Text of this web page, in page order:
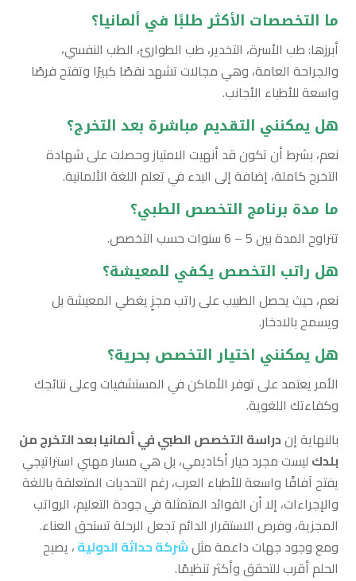
ما التخصصات الأكثر طلبًا في ألمانيا؟
أبرزها: طب الأسرة، التخدير، طب الطوارئ، الطب النفسي،
والجراحة العامة، وهي مجالات تشهد نقصًا كبيرًا وتفتح فرصًا
واسعة للأطباء الأجانب.
هل يمكنني التقديم مباشرة بعد التخرج؟
نعم، بشرط أن تكون قد أنهيت الامتياز وحصلت على شهادة
التخرج كاملة، إضافة إلى البدء في تعلم اللغة الألمانية.
ما مدة برنامج التخصص الطبي؟
تتراوح المدة بين 5 – 6 سنوات حسب التخصص.
هل راتب التخصص يكفي للمعيشة؟
نعم، حيث يحصل الطبيب على راتب مجزٍ يغطي المعيشة بل
ويسمح بالادخار.
هل يمكنني اختيار التخصص بحرية؟
الأمر يعتمد على توفر الأماكن في المستشفيات وعلى نتائجك
وكفاءتك اللغوية.
بالنهاية إندراسة التخصص الطبي في ألمانيا بعد التخرج من
بلدك ليست مجرد خيار أكاديمي، بل هي مسار مهني استراتيجي
يفتح آفاقًا واسعة للأطباء العرب، رغم التحديات المتعلقة باللغة
والإجراءات، إلا أن الفوائد المتمثلة في جودة التعليم، الرواتب
المجزية، وفرص الاستقرار الدائم تجعل الرحلة تستحق العناء.
ومع وجود جهات داعمة مثلشركة حداثة الدولية، يصبح
الحلم أقرب للتحقق وأكثر تنظيمًا.